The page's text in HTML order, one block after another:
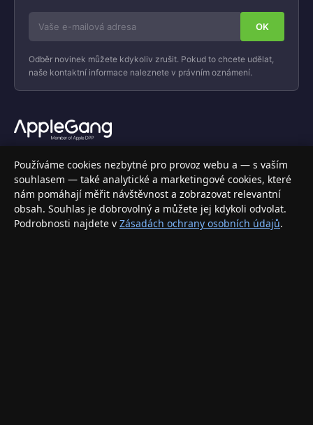
Odběr novinek můžete kdykoliv zrušit. Pokud to chcete udělat,
naše kontaktní informace naleznete v právním oznámení.
Váš specializovaný obchod s Apple produkty, příslušenstvím a
elektronikou. Nakupujte bezpečně a s jistotou.
INFORMACE
Doprava a doručení
Používáme cookies nezbytné pro provoz webu a — s vaším
souhlasem — také analytické a marketingové cookies, které
nám pomáhají měřit návštěvnost a zobrazovat relevantní
obsah. Souhlas je dobrovolný a můžete jej kdykoli odvolat.
Podrobnosti najdete v Zásadách ochrany osobních údajů.